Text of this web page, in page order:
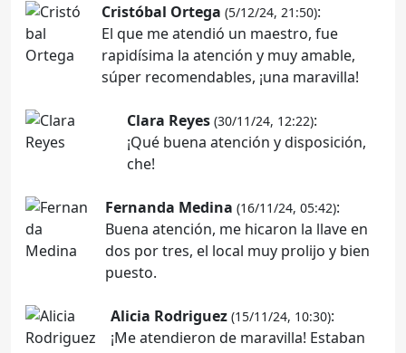
Cristóbal Ortega (5/12/24, 21:50):
El que me atendió un maestro, fue
rapidísima la atención y muy amable,
súper recomendables, ¡una maravilla!
Clara Reyes (30/11/24, 12:22):
¡Qué buena atención y disposición,
che!
Fernanda Medina (16/11/24, 05:42):
Buena atención, me hicaron la llave en
dos por tres, el local muy prolijo y bien
puesto.
Alicia Rodriguez (15/11/24, 10:30):
¡Me atendieron de maravilla! Estaban